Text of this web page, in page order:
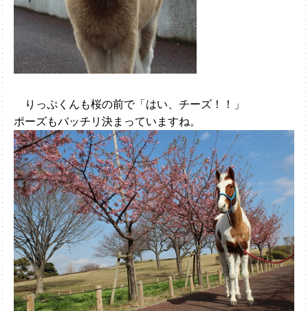
りっぷくんも桜の前で「はい、チーズ！！」
ポーズもバッチリ決まっていますね。